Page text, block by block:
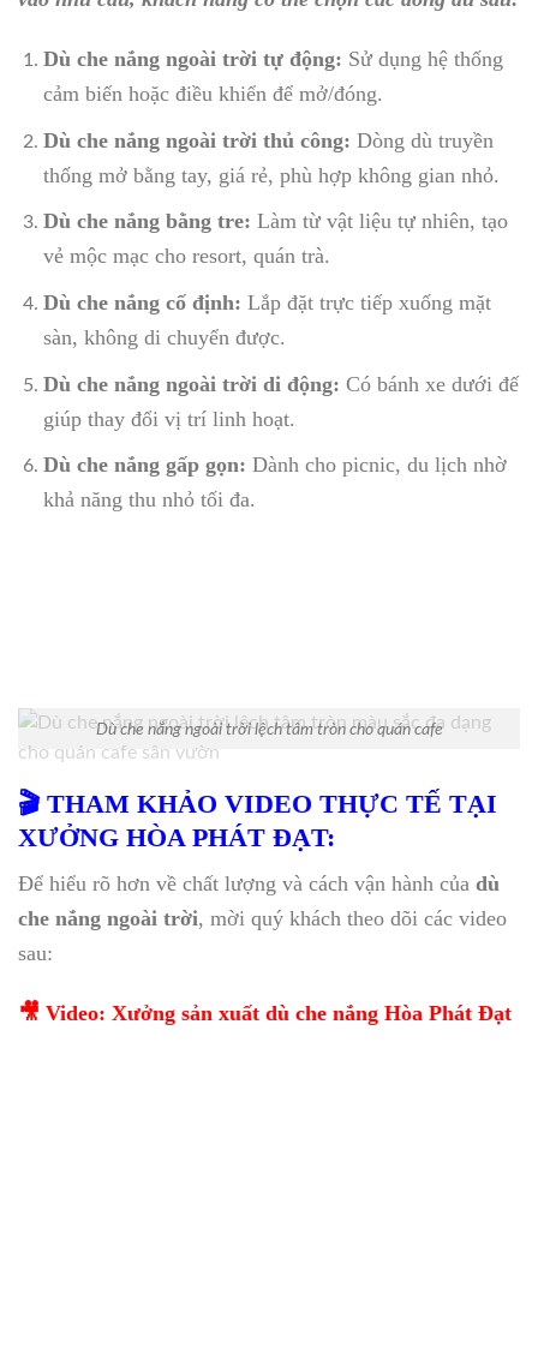
Dù che nắng ngoài trời tự động: Sử dụng hệ thống
cảm biến hoặc điều khiển để mở/đóng.
Dù che nắng ngoài trời thủ công: Dòng dù truyền
thống mở bằng tay, giá rẻ, phù hợp không gian nhỏ.
Dù che nắng bằng tre: Làm từ vật liệu tự nhiên, tạo
vẻ mộc mạc cho resort, quán trà.
Dù che nắng cố định: Lắp đặt trực tiếp xuống mặt
sàn, không di chuyển được.
Dù che nắng ngoài trời di động: Có bánh xe dưới đế
giúp thay đổi vị trí linh hoạt.
Dù che nắng gấp gọn: Dành cho picnic, du lịch nhờ
khả năng thu nhỏ tối đa.
Dù che nắng ngoài trời lệch tâm tròn cho quán cafe
🎬 THAM KHẢO VIDEO THỰC TẾ TẠI
XƯỞNG HÒA PHÁT ĐẠT:
Để hiểu rõ hơn về chất lượng và cách vận hành của dù
che nắng ngoài trời, mời quý khách theo dõi các video
sau:
🎥 Video: Xưởng sản xuất dù che nắng Hòa Phát Đạt